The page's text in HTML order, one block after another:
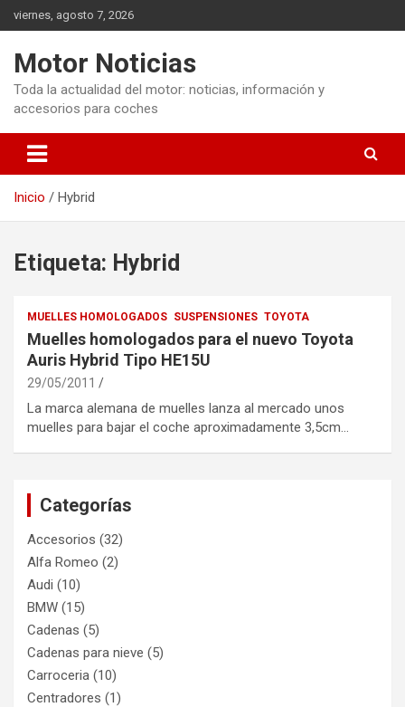
Saltar
al
viernes, agosto 7, 2026
Motor Noticias
Toda la actualidad del motor: noticias, información y
accesorios para coches
Inicio Hybrid
Etiqueta: Hybrid
MUELLES HOMOLOGADOS SUSPENSIONES TOYOTA
Muelles homologados para el nuevo Toyota
Auris Hybrid Tipo HE15U
29/05/2011
La marca alemana de muelles lanza al mercado unos
muelles para bajar el coche aproximadamente 3,5cm…
Categorías
Accesorios (32)
Alfa Romeo (2)
Audi (10)
BMW (15)
Cadenas (5)
Cadenas para nieve (5)
Carroceria (10)
Centradores (1)